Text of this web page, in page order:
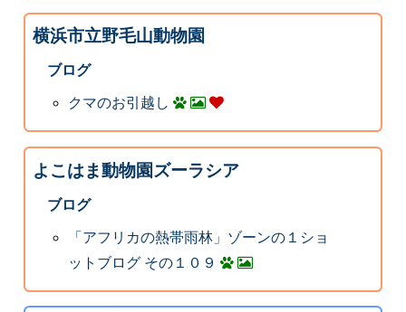
横浜市立野毛山動物園
ブログ
クマのお引越し
よこはま動物園ズーラシア
ブログ
「アフリカの熱帯雨林」ゾーンの１ショ
ットブログ その１０９